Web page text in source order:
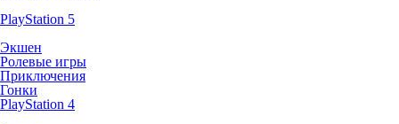
PlayStation 5
Экшен
Ролевые игры
Приключения
Гонки
PlayStation 4